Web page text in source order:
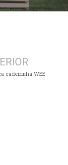
cadeirinha WEE